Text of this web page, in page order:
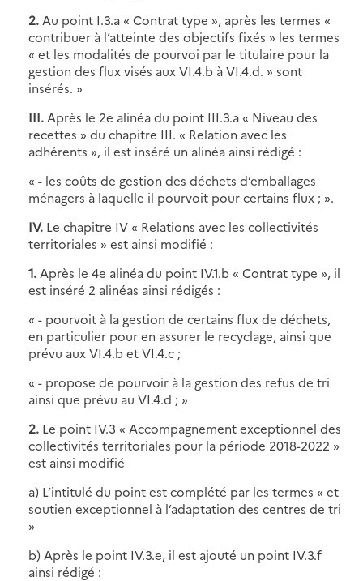
2. Au point I.3.a « Contrat type », après les termes «
contribuer à l’atteinte des objectifs fixés » les termes
« et les modalités de pourvoi par le titulaire pour la
gestion des flux visés aux VI.4.b à VI.4.d. » sont
insérés. »
III. Après le 2e alinéa du point III.3.a « Niveau des
recettes » du chapitre III. « Relation avec les
adhérents », il est inséré un alinéa ainsi rédigé :
« - les coûts de gestion des déchets d’emballages
ménagers à laquelle il pourvoit pour certains flux ; ».
IV. Le chapitre IV « Relations avec les collectivités
territoriales » est ainsi modifié :
1. Après le 4e alinéa du point IV.1.b « Contrat type », il
est inséré 2 alinéas ainsi rédigés :
« - pourvoit à la gestion de certains flux de déchets,
en particulier pour en assurer le recyclage, ainsi que
prévu aux VI.4.b et VI.4.c ;
« - propose de pourvoir à la gestion des refus de tri
ainsi que prévu au VI.4.d ; »
2. Le point IV.3 « Accompagnement exceptionnel des
collectivités territoriales pour la période 2018-2022 »
est ainsi modifié
a) L’intitulé du point est complété par les termes « et
soutien exceptionnel à l’adaptation des centres de tri
»
b) Après le point IV.3.e, il est ajouté un point IV.3.f
ainsi rédigé :